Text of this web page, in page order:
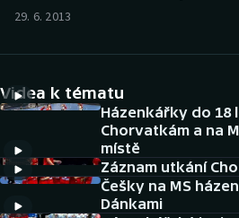
Cyklistika
DALŠÍ SPORTY
Americký fotbal
NEPŘEHLÉDNĚTE
29. 6. 2013
Videa k tématu
Házenkářky do 18
Chorvatkám a na
místě
Záznam utkání
Češky na MS
Dánkami